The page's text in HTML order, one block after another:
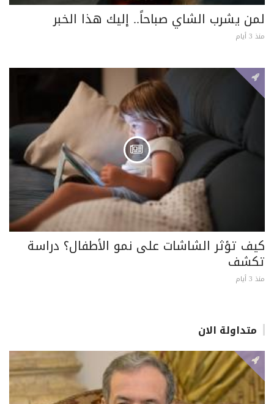
لمن يشرب الشاي صباحاً.. إليك هذا الخبر
منذ 3 أيام
كيف تؤثر الشاشات على نمو الأطفال؟ دراسة
تكشف
منذ 3 أيام
متداولة الان